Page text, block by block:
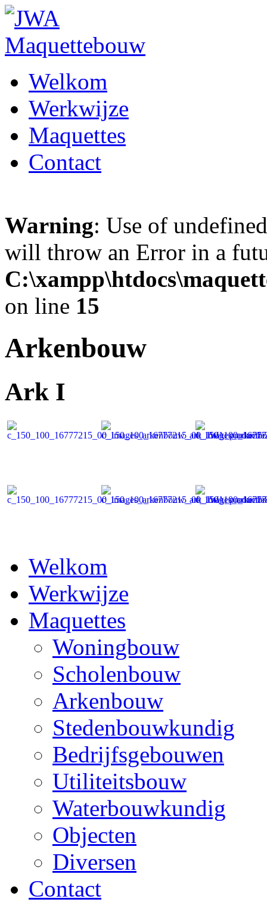
Welkom
Werkwijze
Maquettes
Contact
Warning: Use of
will throw an Error in a
on line 15
Arkenbouw
Ark I
Welkom
Werkwijze
Maquettes
Woningbouw
Scholenbouw
Arkenbouw
Stedenbouwkundig
Bedrijfsgebouwen
Utiliteitsbouw
Waterbouwkundig
Objecten
Diversen
Contact